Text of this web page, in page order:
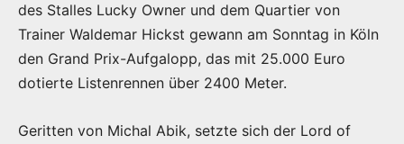
des Stalles Lucky Owner und dem Quartier von
Trainer Waldemar Hickst gewann am Sonntag in Köln
den Grand Prix-Aufgalopp, das mit 25.000 Euro
dotierte Listenrennen über 2400 Meter.
Geritten von Michal Abik, setzte sich der Lord of